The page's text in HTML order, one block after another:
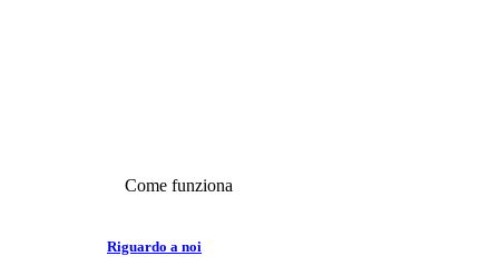
Come funziona
Riguardo a noi